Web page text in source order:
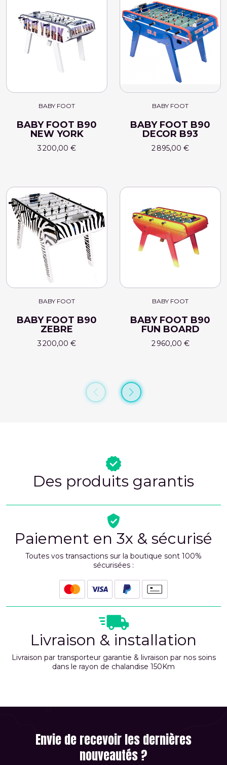
BABY FOOT
BABY FOOT B90
NEW YORK
3 200,00 €
BABY FOOT
BABY FOOT B90
DECOR B93
2 895,00 €
BABY FOOT
BABY FOOT B90
ZEBRE
3 200,00 €
BABY FOOT
BABY FOOT B90
FUN BOARD
2 960,00 €
Des produits garantis
Paiement en 3x & sécurisé
Toutes vos transactions sur la boutique sont 100%
sécurisées :
Livraison & installation
Livraison par transporteur garantie & livraison par nos soins
dans le rayon de chalandise 150Km
Envie de recevoir les dernières
nouveautés ?